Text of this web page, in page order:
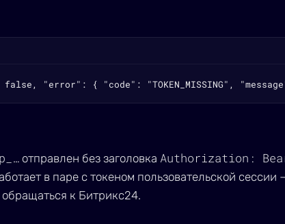
"error": { "code": "TOKEN_MISSING",
отправлен без заголовка Authorization:
в паре с токеном пользовательской сессии
обращаться к Битрикс24.